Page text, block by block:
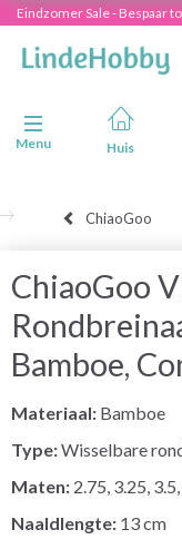
Eindzomer Sale - Bespaar
Navigatie in-/uitschakelen
Menu
Huis
ChiaoGoo
ChiaoGoo
Bamboe,
Materiaal: Bamboe
Type:Wisselbare
Maten: 2.75, 3.25,
Naaldlengte: 13 cm